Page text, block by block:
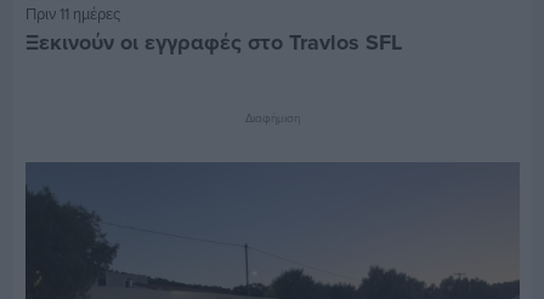
Πριν 11 ημέρες
Ξεκινούν οι εγγραφές στο Travlos SFL
Διαφήμιση